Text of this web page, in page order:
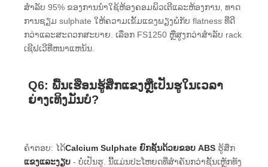
ສໍາລັບ 95% ຂອງການນໍາໃຊ້ຫ້ອງຄອມພິວເຕີແລະຫ້ອງການ, ທາດ
ການຊຽມ sulphate ໃຫ້ຄວາມເຂັ້ມແຂງພຽງພໍກັບ flatness ທີ່ດີ
ກວ່າແລະສະດວກສະບາຍ. ເລືອກ FS1250 ຫຼືສູງກວ່າສໍາລັບ rack
ເຊີຟເວີທີ່ຫນາແຫນ້ນ.
Q6: ພື້ນເຮືອນຮູ້ສຶກແຂງຫຼືເປັນຮູໃນເວລາ
ຍ່າງເທິງມັນບໍ?
ຄໍາຕອບ: ໄດ້Calcium Sulphate ຍົກຊັ້ນດ້ວຍຂອບ ABS ຮູ້ສຶກ
ແຂງແລະງຽບ - ບໍ່​ເປັນ​ຮູ​. ນີ້ແມ່ນປະໂຫຍດທີ່ສໍາຄັນກວ່າຊັ້ນເຫຼັກທັງ